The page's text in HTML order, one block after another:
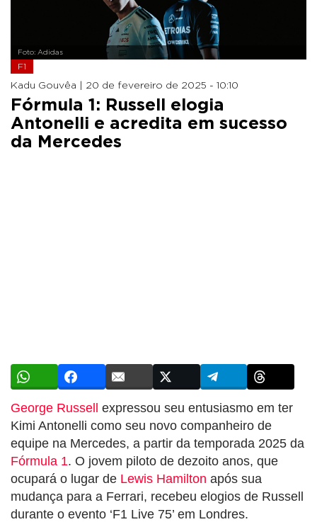
Foto: Adidas
F1
Kadu Gouvêa | 20 de fevereiro de 2025 - 10:10
Fórmula 1: Russell elogia
Antonelli e acredita em sucesso
da Mercedes
George Russell expressou seu entusiasmo em ter
Kimi Antonelli como seu novo companheiro de
equipe na Mercedes, a partir da temporada 2025 da
Fórmula 1. O jovem piloto de dezoito anos, que
ocupará o lugar de Lewis Hamilton após sua
mudança para a Ferrari, recebeu elogios de Russell
durante o evento ‘F1 Live 75’ em Londres.